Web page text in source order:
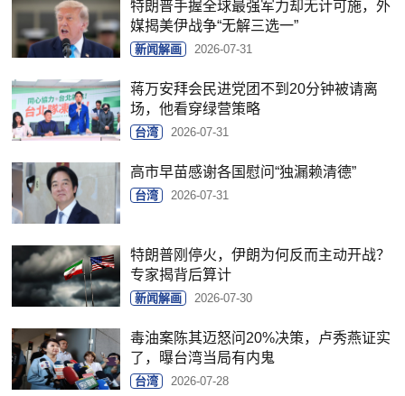
特朗普手握全球最强军力却无计可施，外
媒揭美伊战争“无解三选一”
新闻解画 2026-07-31
蒋万安拜会民进党团不到20分钟被请离
场，他看穿绿营策略
台湾 2026-07-31
高市早苗感谢各国慰问“独漏赖清德”
台湾 2026-07-31
特朗普刚停火，伊朗为何反而主动开战？
专家揭背后算计
新闻解画 2026-07-30
毒油案陈其迈怒问20%决策，卢秀燕证实
了，曝台湾当局有内鬼
台湾 2026-07-28